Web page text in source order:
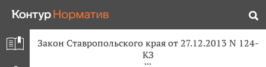
Закон Ставропольского края от 27.12.2013 N 124-
КЗ